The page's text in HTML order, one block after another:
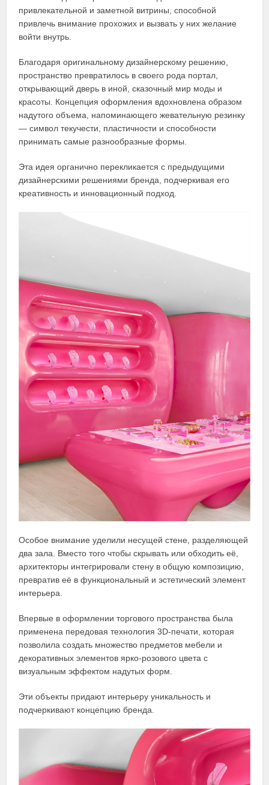
привлекательной и заметной витрины, способной
привлечь внимание прохожих и вызвать у них желание
войти внутрь.
Благодаря оригинальному дизайнерскому решению,
пространство превратилось в своего рода портал,
открывающий дверь в иной, сказочный мир моды и
красоты. Концепция оформления вдохновлена образом
надутого объема, напоминающего жевательную резинку
— символ текучести, пластичности и способности
принимать самые разнообразные формы.
Эта идея органично перекликается с предыдущими
дизайнерскими решениями бренда, подчеркивая его
креативность и инновационный подход.
Особое внимание уделили несущей стене, разделяющей
два зала. Вместо того чтобы скрывать или обходить её,
архитекторы интегрировали стену в общую композицию,
превратив её в функциональный и эстетический элемент
интерьера.
Впервые в оформлении торгового пространства была
применена передовая технология 3D-печати, которая
позволила создать множество предметов мебели и
декоративных элементов ярко-розового цвета с
визуальным эффектом надутых форм.
Эти объекты придают интерьеру уникальность и
подчеркивают концепцию бренда.